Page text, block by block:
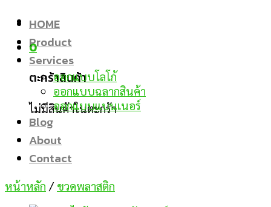
0
ตะกร้าสินค้า
ไม่มีสินค้าในตะกร้า
HOME
Product
Services
ออกแบบโลโก้
ออกแบบฉลากสินค้า
ออกแบบแบนเนอร์
Blog
About
Contact
หน้าหลัก / ขวดพลาสติก